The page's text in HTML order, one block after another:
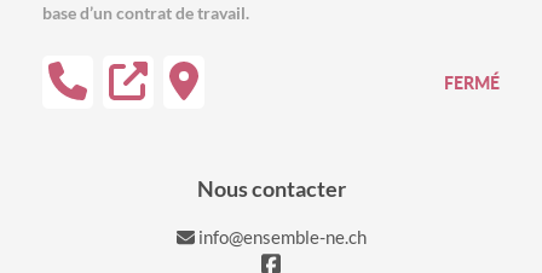
base d’un contrat de travail.
FERMÉ
Nous contacter
info@ensemble-ne.ch